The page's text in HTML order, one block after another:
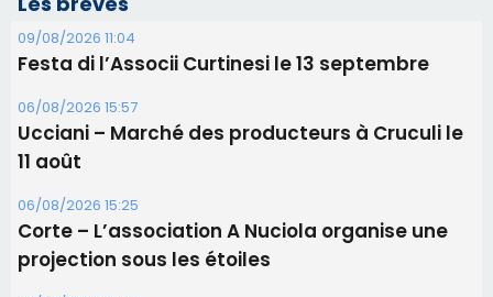
Les brèves
09/08/2026 11:04
Festa di l’Associi Curtinesi le 13 septembre